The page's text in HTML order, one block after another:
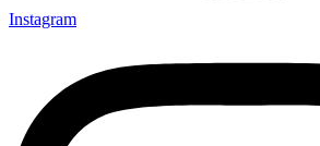
Instagram